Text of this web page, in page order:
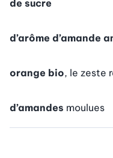
de sucre
d’arôme d’amande
orange bio, le zeste
d’amandes moulues